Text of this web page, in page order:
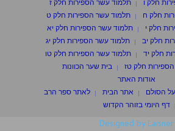
חלק ו
תלמוד עשר הספירות חלק ז
חלק ח
תלמוד עשר הספירות חלק ט
חלק י
תלמוד עשר הספירות חלק יא
חלק יב
תלמוד עשר הספירות חלק יג
חלק יד
תלמוד עשר הספירות חלק טו
חלק טז
בית שער הכוונות
אודות האתר
הסולם אתר הבית
לאתר ספר הרב
דף היומי בזוהר הקדוש
Designed by Laisner